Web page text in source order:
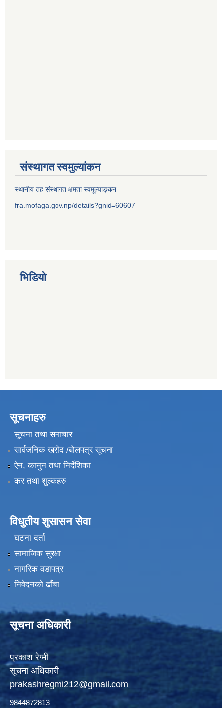
संस्थागत स्वमुल्यांकन
स्थानीय तह संस्थागत क्षमता स्वमूल्याङ्कन
fra.mofaga.gov.np/details?gnid=60607
भिडियो
सूचनाहरु
सूचना तथा समाचार
सार्वजनिक खरीद /बोलपत्र सूचना
ऐन, कानुन तथा निर्देशिका
कर तथा शुल्कहरु
विधुतीय शुसासन सेवा
घटना दर्ता
सामाजिक सुरक्षा
नागरिक वडापत्र
निवेदनको ढाँचा
सूचना अधिकारी
प्रकाश रेग्मी
सूचना अधिकारी
prakashregmi212@gmail.com
9844872813